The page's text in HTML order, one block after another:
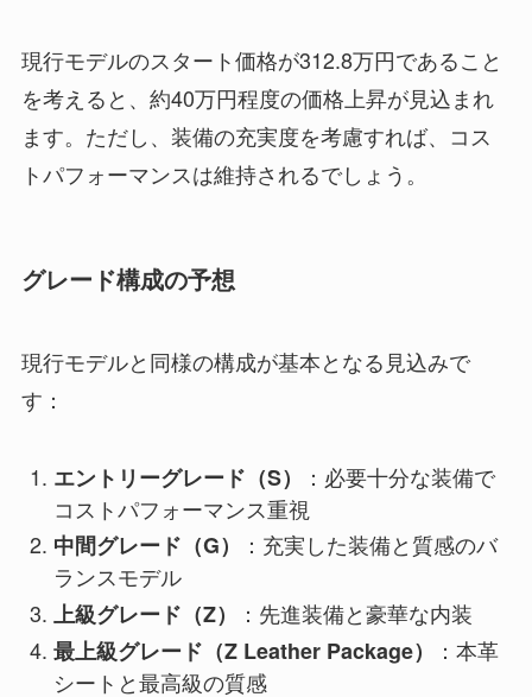
現行モデルのスタート価格が312.8万円であること
を考えると、約40万円程度の価格上昇が見込まれ
ます。ただし、装備の充実度を考慮すれば、コス
トパフォーマンスは維持されるでしょう。
グレード構成の予想
現行モデルと同様の構成が基本となる見込みで
す：
エントリーグレード（S）
：必要十分な装備で
コストパフォーマンス重視
中間グレード（G）
：充実した装備と質感のバ
ランスモデル
上級グレード（Z）
：先進装備と豪華な内装
最上級グレード（Z Leather Package）
：本革
シートと最高級の質感